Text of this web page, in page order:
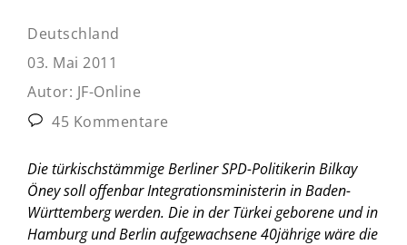
Deutschland
03. Mai 2011
Autor: JF-Online
45 Kommentare
Die türkischstämmige Berliner SPD-Politikerin Bilkay
Öney soll offenbar Integrationsministerin in Baden-
Württemberg werden. Die in der Türkei geborene und in
Hamburg und Berlin aufgewachsene 40jährige wäre die